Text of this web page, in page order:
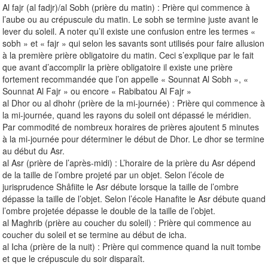
Al fajr (al fadjr)/al Sobh (prière du matin) : Prière qui commence à
l’aube ou au crépuscule du matin. Le sobh se termine juste avant le
lever du soleil. A noter qu’il existe une confusion entre les termes «
sobh » et « fajr » qui selon les savants sont utilisés pour faire allusion
à la première prière obligatoire du matin. Ceci s’explique par le fait
que avant d’accomplir la prière obligatoire il existe une prière
fortement recommandée que l’on appelle « Sounnat Al Sobh », «
Sounnat Al Fajr » ou encore « Rabibatou Al Fajr »
al Dhor ou al dhohr (prière de la mi-journée) : Prière qui commence à
la mi-journée, quand les rayons du soleil ont dépassé le méridien.
Par commodité de nombreux horaires de prières ajoutent 5 minutes
à la mi-journée pour déterminer le début de Dhor. Le dhor se termine
au début du Asr.
al Asr (prière de l’après-midi) : L’horaire de la prière du Asr dépend
de la taille de l’ombre projeté par un objet. Selon l’école de
jurisprudence Shâfiite le Asr débute lorsque la taille de l’ombre
dépasse la taille de l’objet. Selon l’école Hanafite le Asr débute quand
l’ombre projetée dépasse le double de la taille de l’objet.
al Maghrib (prière au coucher du soleil) : Prière qui commence au
coucher du soleil et se termine au début de icha.
al Icha (prière de la nuit) : Prière qui commence quand la nuit tombe
et que le crépuscule du soir disparaît.